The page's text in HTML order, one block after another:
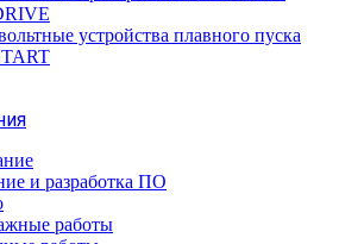
устройства плавного пуска
и разработка ПО
работы